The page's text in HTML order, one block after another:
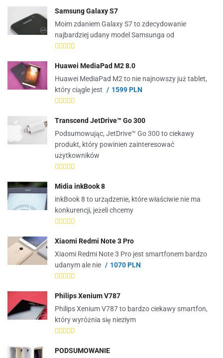
Samsung Galaxy S7
Moim zdaniem Galaxy S7 to zdecydowanie
najbardziej udany model Samsunga od
Huawei MediaPad M2 8.0
Huawei MediaPad M2 to nie najnowszy już tablet,
który ciągle jest
1599 PLN
Transcend JetDrive™ Go 300
Podsumowując, JetDrive™ Go 300 to ciekawy
produkt, który powinien zainteresować
użytkowników
Midia inkBook 8
inkBook 8 to urządzenie, które właściwie nie ma
konkurencji, jeżeli chcemy
Xiaomi Redmi Note 3 Pro
Xiaomi Redmi Note 3 Pro jest smartfonem bardzo
udanym ale nie
1070 PLN
Philips Xenium V787
Philips Xenium V787 to bardzo ciekawy smartfon,
który wyróżnia się niezłym
PODSUMOWANIE